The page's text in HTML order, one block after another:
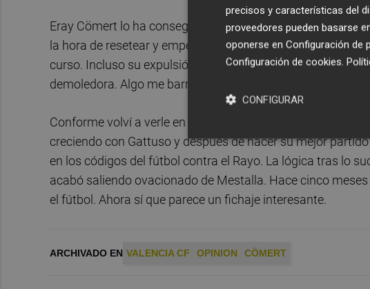
Eray Cömert lo ha conseguido esquivar y su mérito es
la hora de resetear y empezar desde cero una temporada
curso. Incluso su expulsión contra el Girona cuando creo
demoledora. Algo me barruntó en la cabeza: "no le salen
Conforme volví a verle en el once casi por necesidad, me
creciendo con Gattuso y después de hacer su mejor
en los códigos del fútbol contra el Rayo. La lógica tras lo
acabó saliendo ovacionado de Mestalla. Hace cinco
el fútbol. Ahora sí que parece un fichaje interesante.
ARCHIVADO EN VALENCIA CF OPINION CÖMERT
precisos y características del
proveedores pueden basarse
oponerse en Configuración de
Configuración de cookies.
CONFIGURAR